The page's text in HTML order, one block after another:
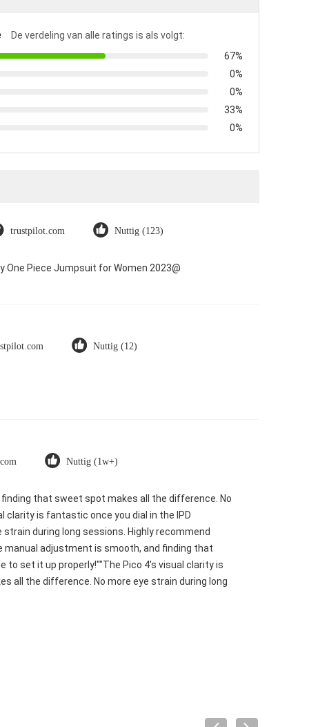
De verdeling van alle ratings is als volgt:
67%
0%
0%
33%
0%
trustpilot.com Nuttig (123)
One Piece Jumpsuit for Women 2023@
Nuttig (12)
Nuttig (1w+)
that sweet spot makes all the difference. No
clarity is fantastic once you dial in the IPD
during long sessions. Highly recommend
manual adjustment is smooth, and finding that
set it up properly!""The Pico 4's visual clarity is
all the difference. No more eye strain during long